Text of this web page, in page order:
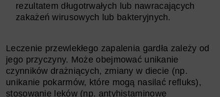
rezultatem długotrwałych lub nawracających
zakażeń wirusowych lub bakteryjnych.
Leczenie przewlekłego zapalenia gardła zależy od
jego przyczyny. Może obejmować unikanie
czynników drażniących, zmiany w diecie (np.
unikanie pokarmów, które mogą nasilać refluks),
stosowanie leków (np. antyhistaminowe